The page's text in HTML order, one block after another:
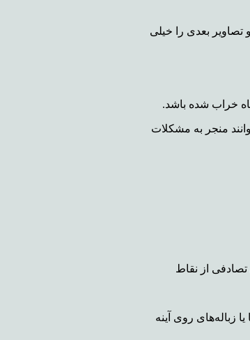
بعدی را خیلی
خراب شده باشد.
منجر به مشکلات
از نقاط
زباله‌های روی آینه